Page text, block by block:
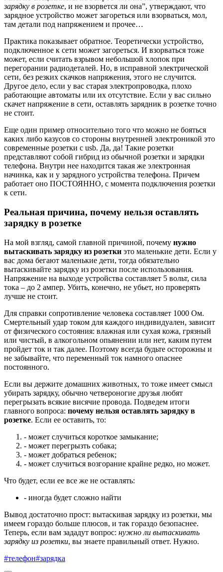
зарядку в розетке, и не взорвется ли она”, утверждают, что
зарядное устройство может загореться или взорваться, мол,
там детали под напряжением и прочее…
Практика показывает обратное. Теоретически устройство,
подключенное к сети может загореться. И взорваться тоже
может, если считать взрывом небольшой хлопок при
перегорании радиодеталей. Но, в исправной электрической
сети, без резких скачков напряжения, этого не случится.
Другое дело, если у вас старая электропроводка, плохо
работающие автоматы или их отсутствие. Если у вас сильно
скачет напряжение в сети, оставлять зарядник в розетке точно
не стоит.
Еще один пример относительно того что можно не бояться
каких либо казусов со стороны внутренней электроникой это
современные розетки с usb. Да, да! Такие розетки
представляют собой гибрид из обычной розетки и зарядки
телефона. Внутри нее находится такая же электронная
начинка, как и у зарядного устройства телефона. Причем
работает оно ПОСТОЯННО, с момента подключения розетки
к сети.
Реальная причина, почему нельзя оставлять
зарядку в розетке
На мой взгляд, самой главной причиной, почему нужно
вытаскивать зарядку из розетки это маленькие дети. Если у
вас дома бегают маленькие дети, тогда обязательно
вытаскивайте зарядку из розетки после использования.
Напряжение на выходе устройства составляет 5 вольт, сила
тока – до 2 ампер. Убить, конечно, не убьет, но проверять
лучше не стоит.
Для справки сопротивление человека составляет 1000 Ом.
Смертельный удар током для каждого индивидуален, зависит
от физического состояния: влажная или сухая кожа, грязный
или чистый, в алкогольном опьянении или нет, каким путем
пройдет ток и так далее. Поэтому всегда будьте осторожны и
не забывайте, что переменный ток намного опаснее
постоянного.
Если вы держите домашних животных, то тоже имеет смысл
убирать зарядку, обычно четвероногие друзья любят
перегрызать всякие висячие провода. Подведем итоги
главного вопроса: почему нельзя оставлять зарядку в
розетке. Если ее оставить, то:
- может случиться короткое замыкание;
- может перегрызть собака;
- может добраться ребенок;
- может случиться возгорание крайне редко, но может.
Что будет, если ее все же не оставлять:
- иногда будет сложно найти
Вывод достаточно прост: вытаскивая зарядку из розетки, мы
имеем гораздо больше плюсов, и так гораздо безопаснее.
Теперь, если вам зададут вопрос: нужно ли вытаскивать
зарядку из розетки, вы знаете правильный ответ. Нужно.
#телефон#зарядка